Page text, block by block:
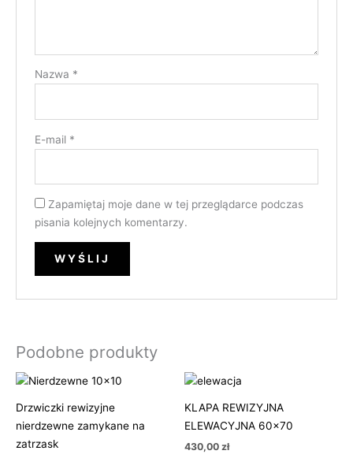
Nazwa *
E-mail *
Zapamiętaj moje dane w tej przeglądarce podczas
pisania kolejnych komentarzy.
Podobne produkty
Drzwiczki rewizyjne
nierdzewne zamykane na
zatrzask
Zakres
od
38,90 zł
do
KLAPA REWIZYJNA
ELEWACYJNA 60×70
430,00 zł